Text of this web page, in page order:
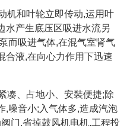
机和叶轮立即传动,运用叶
水产生底压区吸进水流另
而吸进气体,在混气室肾气
合液,在向心力作用下迅速
凑、占地小、安裝便捷;除
,噪音小;入气体多,造成汽泡
门,省掉鼓风机电机,工程投